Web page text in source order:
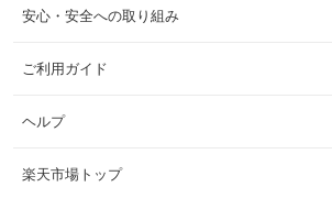
安心・安全への取り組み
ご利用ガイド
ヘルプ
楽天市場トップ